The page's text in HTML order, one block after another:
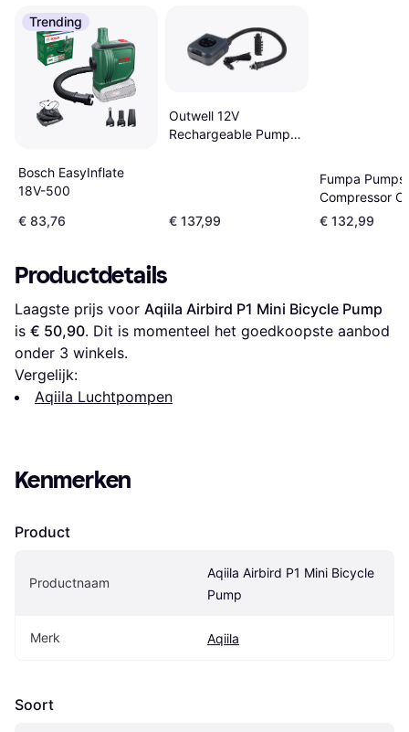
Trending
Bosch EasyInflate
18V-500
€ 83,76
Outwell 12V
Rechargeable Pump
€ 137,99
Fumpa Pumps
Compressor
€ 132,99
Productdetails
Laagste prijs voor Aqiila Airbird P1 Mini Bicycle Pump
is € 50,90. Dit is momenteel het goedkoopste aanbod
onder 3 winkels.
Vergelijk:
Aqiila Luchtpompen
Kenmerken
Product
Productnaam
Aqiila Airbird P1 Mini Bicycle
Pump
Merk Aqiila
Soort